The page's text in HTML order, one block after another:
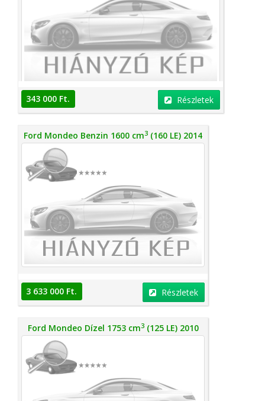
343 000 Ft. Részletek
Ford Mondeo Benzin 1600 cm3 (160 LE) 2014
3 633 000 Ft. Részletek
Ford Mondeo Dízel 1753 cm3(125 LE) 2010